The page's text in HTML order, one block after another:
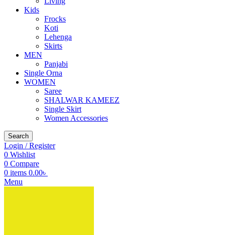
Kids
Frocks
Koti
Lehenga
Skirts
MEN
Panjabi
Single Orna
WOMEN
Saree
SHALWAR KAMEEZ
Single Skirt
Women Accessories
Search
Login / Register
0 Wishlist
0 Compare
0 items 0.00৳
Menu